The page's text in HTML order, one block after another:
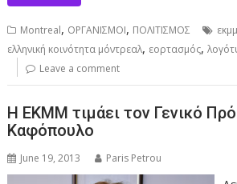
Montreal, ΟΡΓΑΝΙΣΜΟΙ, ΠΟΛΙΤΙΣΜΟΣ εκμμ
ελληνική κοινότητα μόντρεαλ, εορτασμός,
Leave a comment
Η ΕΚΜΜ τιμάει τον Γενικό
Καφόπουλο
June 19, 2013 Paris Petrou